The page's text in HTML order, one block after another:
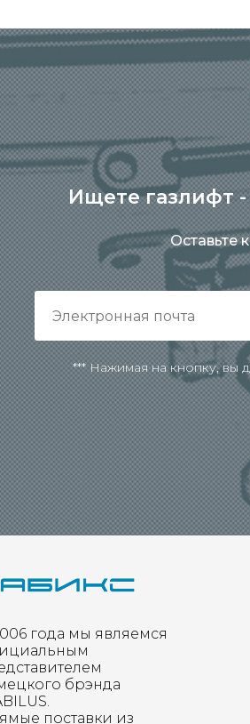
Ищете газлифт -
Оставьте
*** Нажимая на кнопку, вы
года мы являемся
брэнда
поставки из